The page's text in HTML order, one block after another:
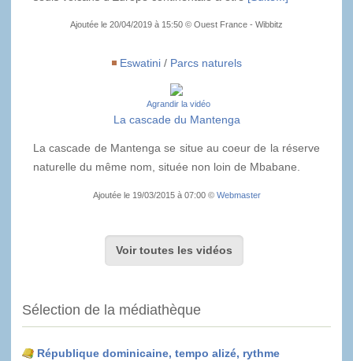
Ajoutée le 20/04/2019 à 15:50 © Ouest France - Wibbitz
Eswatini/ Parcs naturels
Agrandir la vidéo
La cascade du Mantenga
La cascade de Mantenga se situe au coeur de la réserve
naturelle du même nom, située non loin de Mbabane.
Ajoutée le 19/03/2015 à 07:00 © Webmaster
Voir toutes les vidéos
Sélection de la médiathèque
République dominicaine, tempo alizé, rythme